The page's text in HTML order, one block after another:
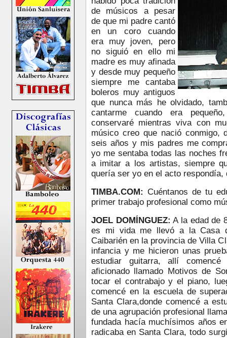
de músicos a pesar
de que mi padre cantó
en un coro cuando
era muy joven, pero
no siguió en ello mi
madre es muy afinada
y desde muy pequeño
siempre me cantaba
boleros muy antiguos
que nunca más he olvidado,
cantarme cuando era
conservaré mientras viva con
músico creo que nació conmigo,
seis años y mis padres me
yo me sentaba todas las noches
a imitar a los artistas, siempre
quería ser yo en el acto
TIMBA.COM: Cuéntanos de tu
primer trabajo profesional como
JOEL DOMÍNGUEZ: A la edad de
es mi vida me llevó a la Casa
Caibarién en la provincia de Villa
infancia y me hicieron unas
estudiar guitarra, allí
aficionado llamado Motivos de
tocar el contrabajo y el piano,
comencé en la escuela de
Santa Clara,donde comencé a
de una agrupación profesional
fundada hacía muchísimos años
radicaba en Santa Clara, todo